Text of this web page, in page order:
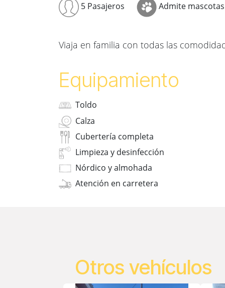
5 Pasajeros Admite mascotas
Viaja en familia con todas las
Equipamiento
Toldo
Calza
Cubertería completa
Limpieza y desinfección
Nórdico y almohada
Atención en carretera
Otros vehículos